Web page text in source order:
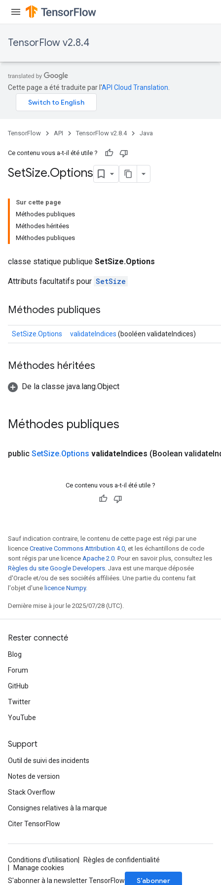
TensorFlow v2.8.4
Cette page a été traduite par l'API Cloud Translation
TensorFlow API TensorFlow v2.8.4 Java
Ce contenu vous a-t-il été utile ?
SetSize.Options
Sur cette page
Méthodes publiques
Méthodes héritées
Méthodes publiques
classe statique publique SetSize.Options
Attributs facultatifs pour SetSize
Méthodes publiques
SetSize.Options validateIndices (booléen validateIndices)
Méthodes héritées
De la classe java.lang.Object
Méthodes publiques
public SetSize.Options validateIndices (Boolean validate
Ce contenu vous a-t-il été utile ?
Sauf indication contraire, le contenu de cette page est régi par une
licence Creative Commons Attribution 4.0, et les échantillons de code
sont régis par une licence Apache 2.0. Pour en savoir plus, consultez les
Règles du site Google Developers. Java est une marque déposée
d'Oracle et/ou de ses sociétés affiliées. Une partie du contenu fait
l'objet d'une licence Numpy.
Dernière mise à jour le 2025/07/28 (UTC).
Rester connecté
Blog
Forum
GitHub
Twitter
YouTube
Support
Outil de suivi des incidents
Notes de version
Stack Overflow
Consignes relatives à la marque
Citer TensorFlow
Conditions d'utilisation
Règles de confidentialité
Manage cookies
S'abonner à la newsletter TensorFlow
S’abonner